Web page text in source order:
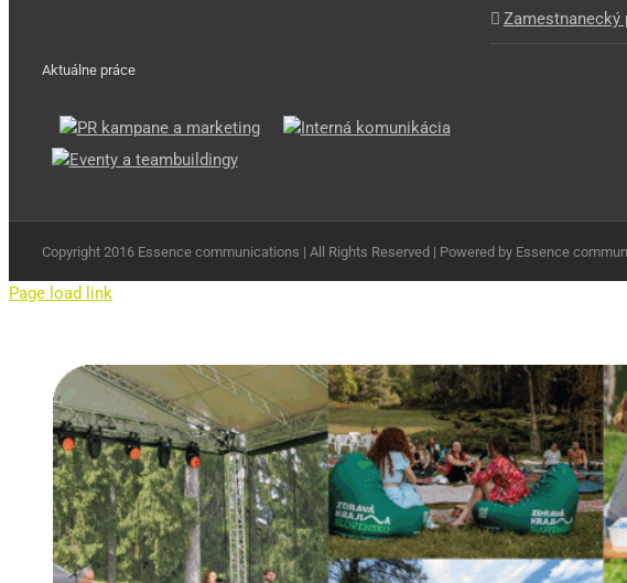
Zamestnanecký
Aktuálne práce
Copyright 2016 Essence communications | All Rights Reserved | Powered by Essence
Page load link